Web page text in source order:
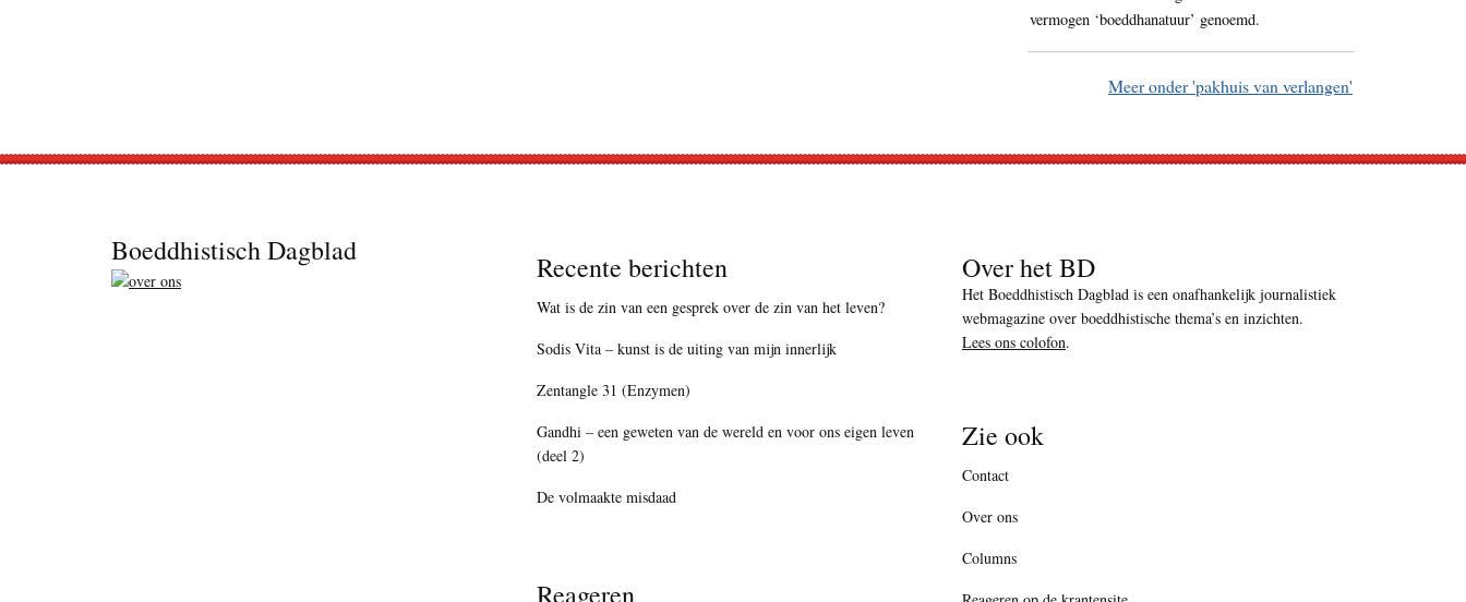
vermogen ‘boeddhanatuur’ genoemd.
Meer onder 'pakhuis van verlangen'
Boeddhistisch Dagblad Recente berichten
Wat is de zin van een gesprek over de zin van het leven?
Sodis Vita – kunst is de uiting van mijn innerlijk
Zentangle 31 (Enzymen)
Gandhi – een geweten van de wereld en voor ons eigen leven
(deel 2)
De volmaakte misdaad
Reageren
Over het BD
Het Boeddhistisch Dagblad is een onafhankelijk journalistiek
webmagazine over boeddhistische thema’s en inzichten.
Lees ons colofon.
Zie ook
Contact
Over ons
Columns